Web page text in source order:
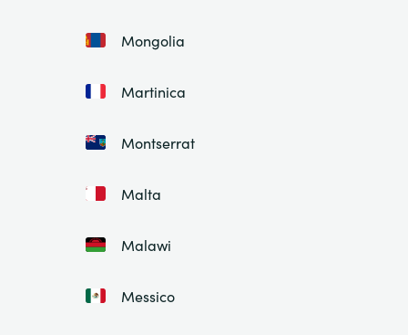
Mongolia
Martinica
Montserrat
Malta
Malawi
Messico